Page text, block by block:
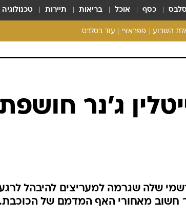
סלבס כסף אוכל בריאות תיירות טכנולוגיה
השבוע פפראצי עוד בסלבס
כל הכתבות
רכלו לנו
ג'נר
שלה שגרמה למעריצים להיבהל
חשוב מאחורי האף המדמם של